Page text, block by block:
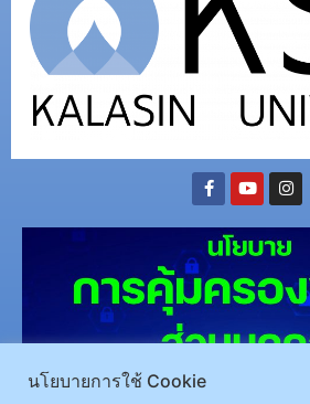
นโยบายการใช้ Cookie